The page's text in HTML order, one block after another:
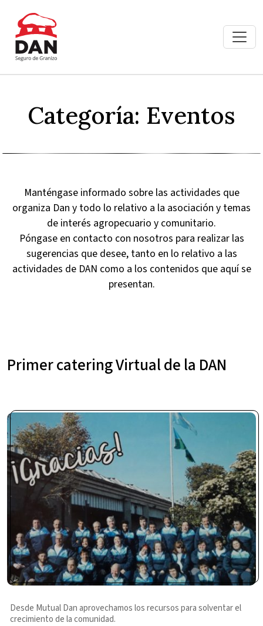
Categoría: Eventos
Manténgase informado sobre las actividades que
organiza Dan y todo lo relativo a la asociación y temas
de interés agropecuario y comunitario.
Póngase en contacto con nosotros para realizar las
sugerencias que desee, tanto en lo relativo a las
actividades de DAN como a los contenidos que aquí se
presentan.
Primer catering Virtual de la DAN
Desde Mutual Dan aprovechamos los recursos para solventar el
crecimiento de la comunidad.